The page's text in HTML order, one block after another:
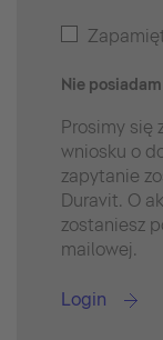
Nie
Prosimy się
wniosku o
zapytanie
Duravit. O
zostaniesz
mailowej.
Login